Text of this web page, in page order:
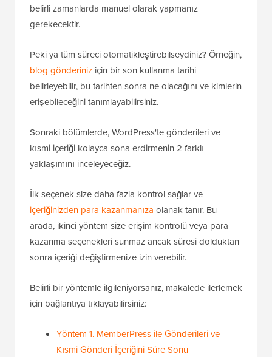
belirli zamanlarda manuel olarak yapmanız
gerekecektir.
Peki ya tüm süreci otomatikleştirebilseydiniz? Örneğin,
blog gönderiniz için bir son kullanma tarihi
belirleyebilir, bu tarihten sonra ne olacağını ve kimlerin
erişebileceğini tanımlayabilirsiniz.
Sonraki bölümlerde, WordPress'te gönderileri ve
kısmi içeriği kolayca sona erdirmenin 2 farklı
yaklaşımını inceleyeceğiz.
İlk seçenek size daha fazla kontrol sağlar ve
içeriğinizden para kazanmanıza olanak tanır. Bu
arada, ikinci yöntem size erişim kontrolü veya para
kazanma seçenekleri sunmaz ancak süresi dolduktan
sonra içeriği değiştirmenize izin verebilir.
Belirli bir yöntemle ilgileniyorsanız, makalede ilerlemek
için bağlantıya tıklayabilirsiniz:
Yöntem 1. MemberPress ile Gönderileri ve
Kısmi Gönderi İçeriğini Süre Sonu